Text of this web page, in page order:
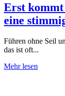
Erst kommt
eine
Führen ohne Seil
das ist oft...
Mehr lesen